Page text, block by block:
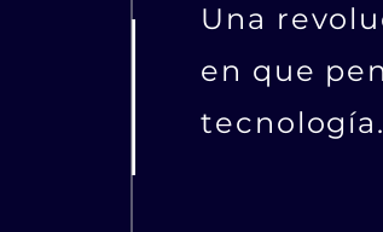
Una
en que
tecnología.